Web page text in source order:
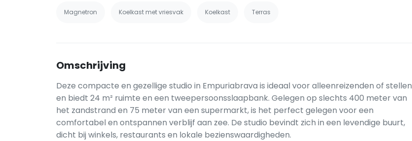
Magnetron Koelkast met vriesvak Koelkast Terras
Omschrijving
Deze compacte en gezellige studio in Empuriabrava is ideaal voor alleenreizenden of stellen
en biedt 24 m² ruimte en een tweepersoonsslaapbank. Gelegen op slechts 400 meter van
het zandstrand en 75 meter van een supermarkt, is het perfect gelegen voor een
comfortabel en ontspannen verblijf aan zee. De studio bevindt zich in een levendige buurt,
dicht bij winkels, restaurants en lokale bezienswaardigheden.